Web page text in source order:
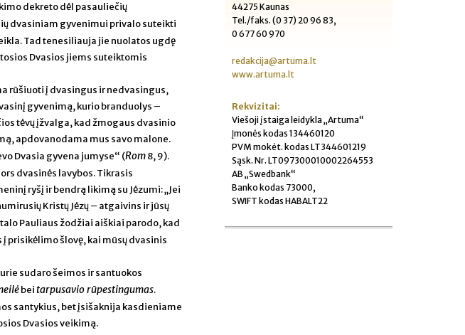
dekreto dėl pasauliečių
dvasiniam gyvenimui privalo suteikti
Tad tenesiliauja jie nuolatos ugdę
Dvasios jiems suteiktomis
rūšiuoti į dvasingus ir nedvasingus,
gyvenimą, kurio branduolys –
tėvų įžvalga, kad žmogaus dvasinio
apdovanodama mus savo malone.
Dvasia gyvena jumyse“ (Rom8, 9).
dvasinės lavybos. Tikrasis
ryšį ir bendrą likimą su Jėzumi: „Jei
Kristų Jėzų – atgaivins ir jūsų
Pauliaus žodžiai aiškiai parodo, kad
prisikėlimo šlovę, kai mūsų dvasinis
sudaro šeimos ir santuokos
bei tarpusavio rūpestingumas.
santykius, bet įsišaknija kasdieniame
Dvasios veikimą.
44275 Kaunas
Tel./faks. (0 37) 20 96 83,
0 677 60 970
redakcija@artuma.lt
www.artuma.lt
Rekvizitai:
Viešoji įstaiga leidykla „Artuma“
Įmonės kodas 134460120
PVM mokėt. kodas LT344601219
Sąsk. Nr. LT097300010002264553
AB „Swedbank“
Banko kodas 73000,
SWIFT kodas HABALT22